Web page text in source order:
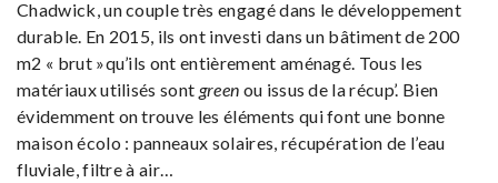
Chadwick, un couple très engagé dans le développement
durable. En 2015, ils ont investi dans un bâtiment de 200
m2 « brut »qu’ils ont entièrement aménagé. Tous les
matériaux utilisés sont green ou issus de la récup’. Bien
évidemment on trouve les éléments qui font une bonne
maison écolo : panneaux solaires, récupération de l’eau
fluviale, filtre à air…